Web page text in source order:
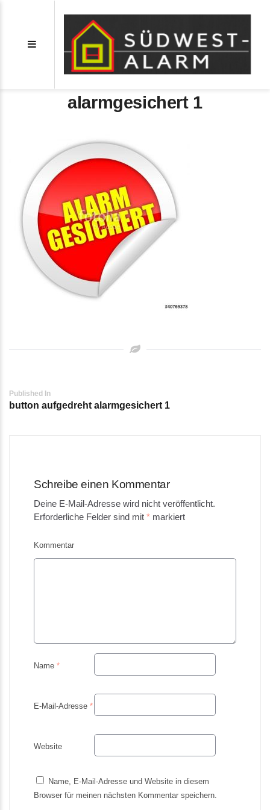
button aufgedreht
alarmgesichert 1
Post
navigation
Published In
button aufgedreht alarmgesichert 1
Schreibe einen Kommentar
Deine E-Mail-Adresse wird nicht veröffentlicht.
Erforderliche Felder sind mit * markiert
Kommentar
Name *
E-Mail-Adresse *
Website
Name, E-Mail-Adresse und Website in diesem
Browser für meinen nächsten Kommentar speichern.